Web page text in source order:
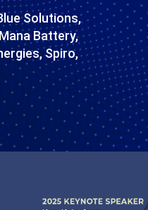
Solutions,
Battery,
Spiro,